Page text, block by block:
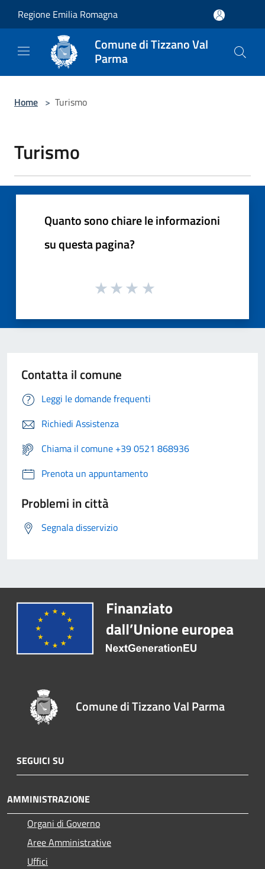
Regione Emilia Romagna
Comune di Tizzano Val
Parma
Home > Turismo
Turismo
Quanto sono chiare le informazioni
su questa pagina?
Contatta il comune
Leggi le domande frequenti
Richiedi Assistenza
Chiama il comune +39 0521 868936
Prenota un appuntamento
Problemi in città
Segnala disservizio
Comune di Tizzano Val Parma
SEGUICI SU
AMMINISTRAZIONE
Organi di Governo
Aree Amministrative
Uffici